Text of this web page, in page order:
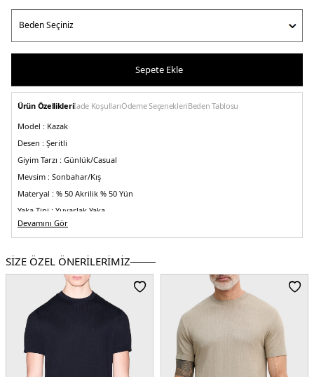
Sepete Ekle
Ürün Özellikleriİade KoşullarıÖdeme SeçenekleriBeden Tablosu
Model : Kazak
Desen : Şeritli
Giyim Tarzı : Günlük/Casual
Mevsim : Sonbahar/Kış
Materyal : % 50 Akrilik % 50 Yün
Yaka Tipi : Yuvarlak Yaka
Kol Boyu :Uzun Kol
Menşei :Kamboçya
Detaylar :- Yakada kontrast renkli şerit detayı
5DK1XM000893AF14007UC001.07
Devamını Gör
SİZE ÖZEL ÖNERİLERİMİZ